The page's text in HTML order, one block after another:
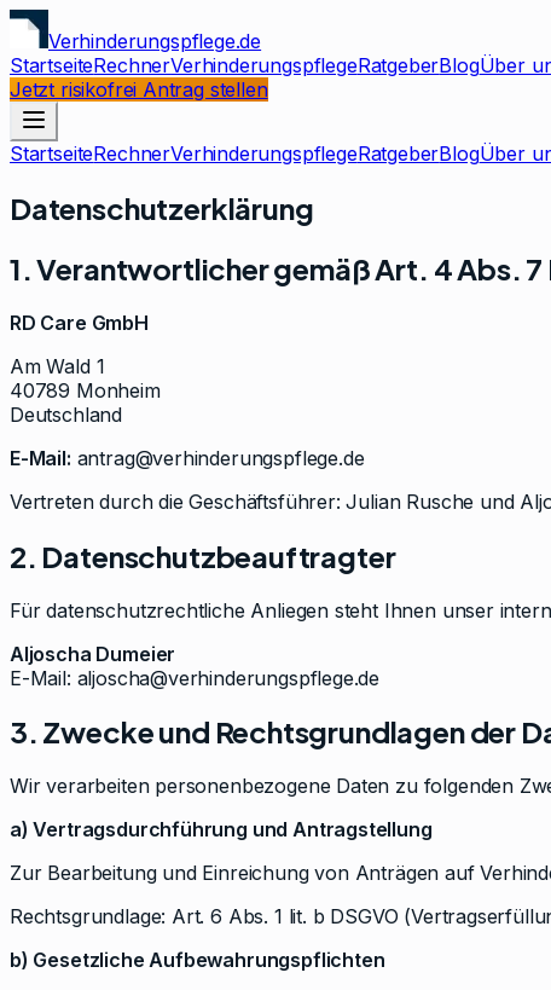
Verhinderungspflege.de
StartseiteRechnerVerhinderungspflegeRatgeberBlogÜber
Jetzt risikofrei Antrag stellen
StartseiteRechnerVerhinderungspflegeRatgeberBlogÜber
Datenschutzerklärung
1. Verantwortlicher gemäß Art. 4 Abs. 7
RD Care GmbH
Am Wald 1
40789 Monheim
Deutschland
E-Mail: antrag@verhinderungspflege.de
Vertreten durch die Geschäftsführer: Julian Rusche und
2. Datenschutzbeauftragter
Für datenschutzrechtliche Anliegen steht Ihnen unser
Aljoscha Dumeier
E-Mail: aljoscha@verhinderungspflege.de
3. Zwecke und Rechtsgrundlagen der
Wir verarbeiten personenbezogene Daten zu folgenden
a) Vertragsdurchführung und Antragstellung
Zur Bearbeitung und Einreichung von Anträgen auf
Rechtsgrundlage: Art. 6 Abs. 1 lit. b DSGVO
b) Gesetzliche Aufbewahrungspflichten